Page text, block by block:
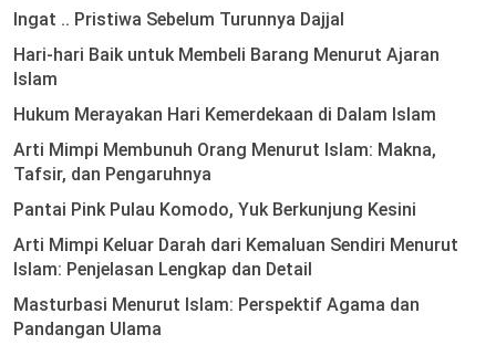
Ingat .. Pristiwa Sebelum Turunnya Dajjal
Hari-hari Baik untuk Membeli Barang Menurut Ajaran
Islam
Hukum Merayakan Hari Kemerdekaan di Dalam Islam
Arti Mimpi Membunuh Orang Menurut Islam: Makna,
Tafsir, dan Pengaruhnya
Pantai Pink Pulau Komodo, Yuk Berkunjung Kesini
Arti Mimpi Keluar Darah dari Kemaluan Sendiri Menurut
Islam: Penjelasan Lengkap dan Detail
Masturbasi Menurut Islam: Perspektif Agama dan
Pandangan Ulama